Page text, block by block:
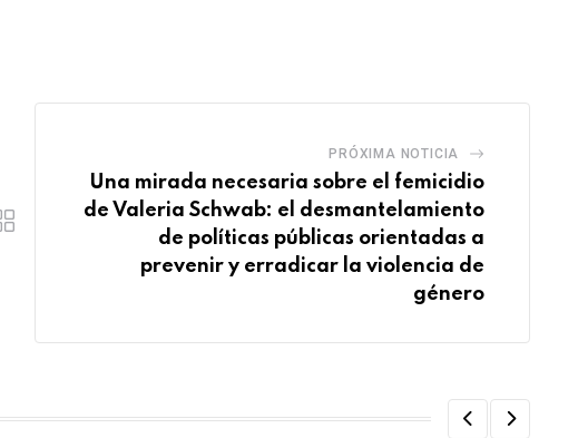
PRÓXIMA NOTICIA
Una mirada necesaria sobre el femicidio
de Valeria Schwab: el desmantelamiento
de políticas públicas orientadas a
prevenir y erradicar la violencia de
género